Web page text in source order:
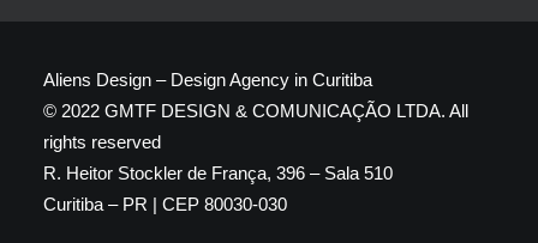
Aliens Design – Design Agency in Curitiba
© 2022 GMTF DESIGN & COMUNICAÇÃO LTDA. All
rights reserved
R. Heitor Stockler de França, 396 – Sala 510
Curitiba – PR | CEP 80030-030